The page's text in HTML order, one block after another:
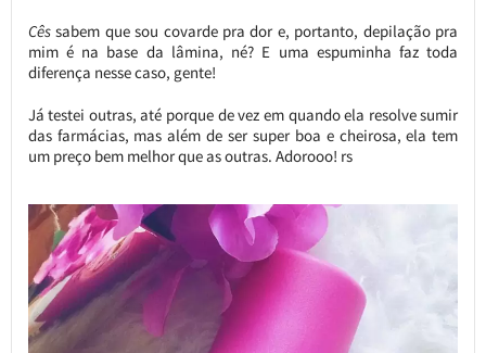
Cêssabem que sou covarde pra dor e, portanto, depilação pra
mim é na base da lâmina, né? E uma espuminha faz toda
diferença nesse caso, gente!
Já testei outras, até porque de vez em quando ela resolve sumir
das farmácias, mas além de ser super boa e cheirosa, ela tem
um preço bem melhor que as outras. Adorooo! rs